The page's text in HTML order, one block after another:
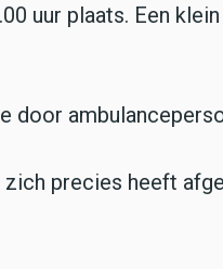
uur plaats. Een
door
precies heeft